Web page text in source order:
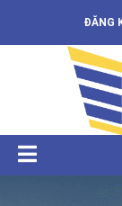
ĐĂNG